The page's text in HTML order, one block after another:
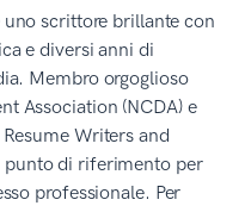
uno scrittore brillante con
e diversi anni di
Membro orgoglioso
Association (NCDA) e
Writers and
punto di riferimento per
professionale. Per